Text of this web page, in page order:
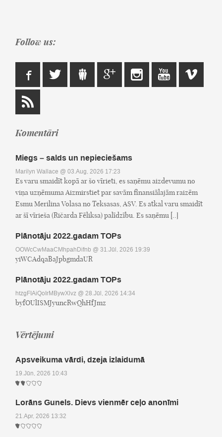
Follow us:
Komentāri
Miegs – salds un nepieciešams
Marilyn Wallace @ 03.Aug, 2026 17:23
Es varu smaidīt kopā ar šo vīrieti, es saņēmu aizdevumu no
viņa uzņēmuma Aizmirstiet par savām finansiālajām raizēm
Esmu Merilina Volasa no Teksasas, ASV. Es atkal varu smaidīt
ar šī vīrieša (Ričarda Fēliksa) palīdzību. Es saņēmu [..]
Plānotāju 2022.gadam TOPs
OOWcCwMaaCMhpahDifnb @ 31.Jūl, 2026 19:39
yiWCAdqaBaJpbgmdaUR
Plānotāju 2022.gadam TOPs
htzgFIAiQoIrMBywXlvz @ 28.Jūl, 2026 14:34
byfOUlISMJyuncRwQhHfJmz
Vērtējumi
Apsveikuma vārdi, dzeja izlaidumā
19.Jūn, 2026 10:43
Lorāns Gunels. Dievs vienmēr ceļo anonīmi
21.Apr, 2026 13:32